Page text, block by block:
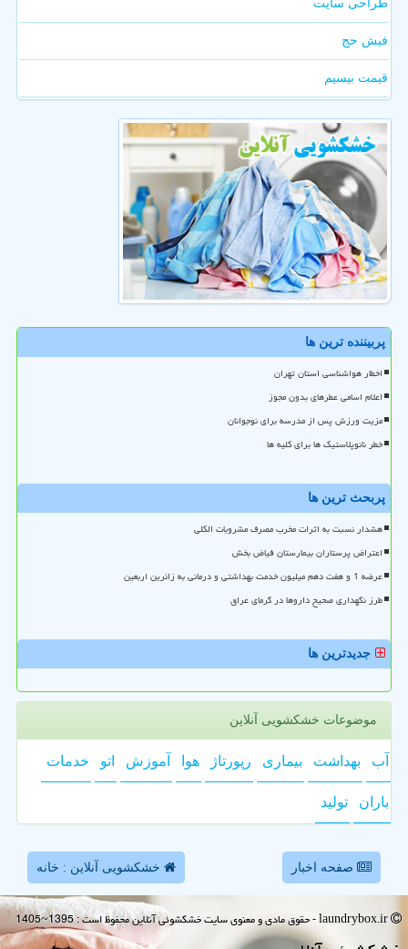
طراحی سایت
فیش حج
قیمت بیسیم
پربیننده ترین ها
اخطار هواشناسی استان تهران
اعلام اسامی عطرهای بدون مجوز
مزیت ورزش پس از مدرسه برای نوجوانان
خطر نانوپلاستیک ها برای کلیه ها
پربحث ترین ها
هشدار نسبت به اثرات مخرب مصرف مشروبات الکلی
اعتراض پرستاران بیمارستان فیاض بخش
عرضه 1 و هفت دهم میلیون خدمت بهداشتی و درمانی به زائرین اربعین
طرز نگهداری صحیح داروها در گرمای عراق
جدیدترین ها
موضوعات خشکشویی آنلاین
آب بهداشت بیماری رپورتاژ هوا آموزش اتو خدمات
باران تولید
صفحه اخبار خشکشویی آنلاین : خانه